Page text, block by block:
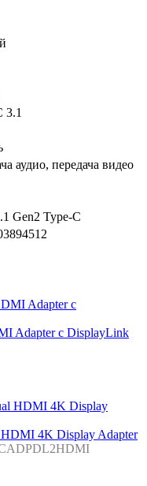
3.1
аудио, передача видео
Gen2 Type-C
Adapter с DisplayLink
4K Display Adapter